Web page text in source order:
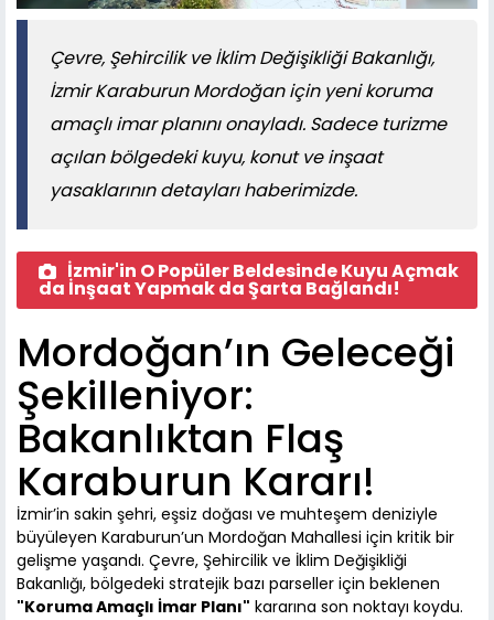
Çevre, Şehircilik ve İklim Değişikliği Bakanlığı,
İzmir Karaburun Mordoğan için yeni koruma
amaçlı imar planını onayladı. Sadece turizme
açılan bölgedeki kuyu, konut ve inşaat
yasaklarının detayları haberimizde.
İzmir'in O Popüler Beldesinde Kuyu Açmak
da İnşaat Yapmak da Şarta Bağlandı!
Mordoğan’ın Geleceği
Şekilleniyor:
Bakanlıktan Flaş
Karaburun Kararı!
İzmir’in sakin şehri, eşsiz doğası ve muhteşem deniziyle
büyüleyen Karaburun’un Mordoğan Mahallesi için kritik bir
gelişme yaşandı. Çevre, Şehircilik ve İklim Değişikliği
Bakanlığı, bölgedeki stratejik bazı parseller için beklenen
"Koruma Amaçlı İmar Planı" kararına son noktayı koydu.